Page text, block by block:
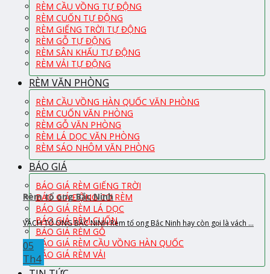
RÈM CẦU VỒNG TỰ ĐỘNG
RÈM CUỐN TỰ ĐỘNG
RÈM GIẾNG TRỜI TỰ ĐỘNG
RÈM GỖ TỰ ĐỘNG
RÈM SÂN KHẤU TỰ ĐỘNG
RÈM VẢI TỰ ĐỘNG
RÈM VĂN PHÒNG
RÈM CẦU VỒNG HÀN QUỐC VĂN PHÒNG
RÈM CUỐN VĂN PHÒNG
RÈM GỖ VĂN PHÒNG
RÈM LÁ DỌC VĂN PHÒNG
RÈM SÁO NHÔM VĂN PHÒNG
BÁO GIÁ
BÁO GIÁ RÈM GIẾNG TRỜI
BÁO GIÁ ĐỘNG CƠ RÈM
BÁO GIÁ RÈM LÁ DỌC
BÁO GIÁ RÈM CUỐN
BÁO GIÁ RÈM GỖ
BÁO GIÁ RÈM CẦU VỒNG HÀN QUỐC
BÁO GIÁ RÈM VẢI
Rèm tổ ong Bắc Ninh
VÁCH TỔ ONG BẮC NINH Rèm tổ ong Bắc Ninh hay còn gọi là vách ...
05
Th4